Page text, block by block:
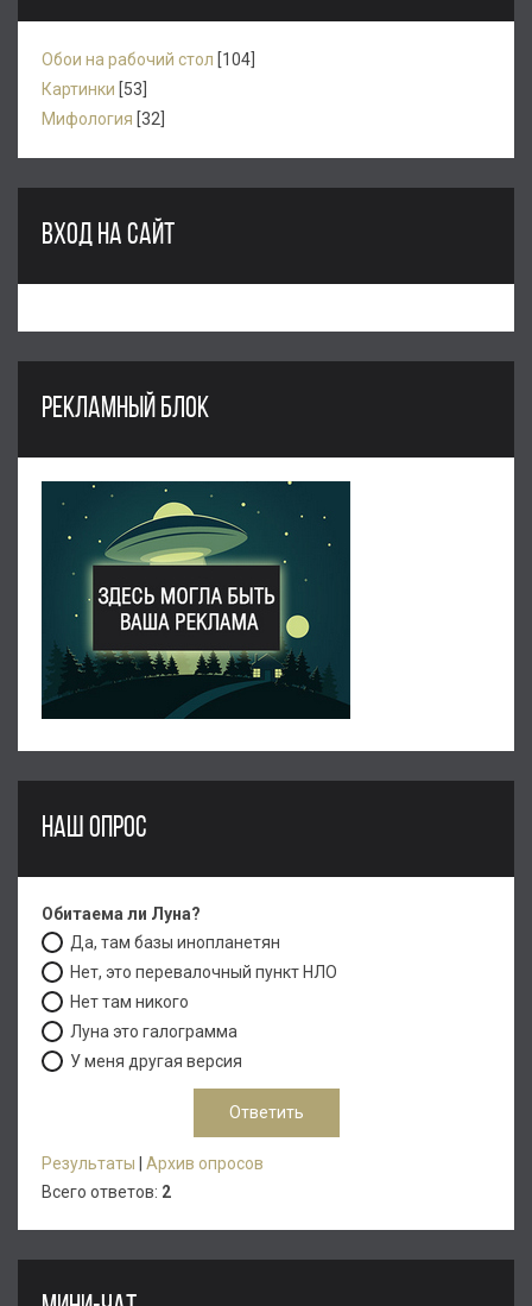
Обои на рабочий стол [104]
Картинки [53]
Мифология [32]
ВХОД НА САЙТ
РЕКЛАМНЫЙ БЛОК
НАШ ОПРОС
Обитаема ли Луна?
Да, там базы инопланетян
Нет, это перевалочный пункт НЛО
Нет там никого
Луна это галограмма
У меня другая версия
Результаты
Архив опросов
Всего ответов: 2